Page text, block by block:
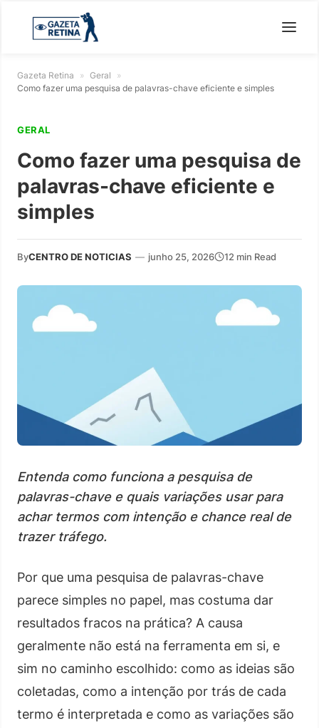
Gazeta Retina » Geral
»
Como fazer uma pesquisa de palavras-chave eficiente e simples
GERAL
Como fazer uma pesquisa de
palavras-chave eficiente e
simples
ByCENTRO DE NOTICIAS — junho 25, 2026 12 min Read
Entenda como funciona a pesquisa de
palavras-chave e quais variações usar para
achar termos com intenção e chance real de
trazer tráfego.
Por que uma pesquisa de palavras-chave
parece simples no papel, mas costuma dar
resultados fracos na prática? A causa
geralmente não está na ferramenta em si, e
sim no caminho escolhido: como as ideias são
coletadas, como a intenção por trás de cada
termo é interpretada e como as variações são